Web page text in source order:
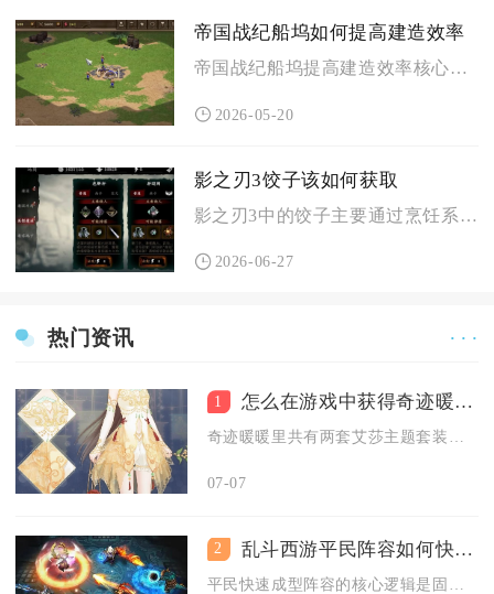
帝国战纪船坞如何提高建造效率
帝国战纪船坞提高建造效率核心在于优先升级船坞与主城等级、解锁...
2026-05-20
影之刃3饺子该如何获取
影之刃3中的饺子主要通过烹饪系统制作、东方庆典支线获取、限时...
2026-06-27
热门资讯 · · ·
1 怎么在游戏中获得奇迹暖暖艾莎套装呢
07-07
2 乱斗西游平民阵容如何快速搭配